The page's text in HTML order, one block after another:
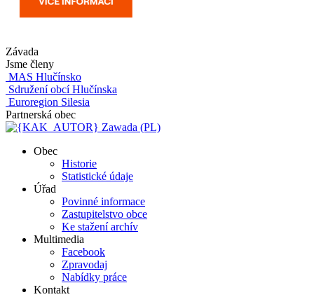
Závada
Jsme členy
MAS Hlučínsko
Sdružení obcí Hlučínska
Euroregion Silesia
Partnerská obec
Zawada (PL)
Obec
Historie
Statistické údaje
Úřad
Povinné informace
Zastupitelstvo obce
Ke stažení archív
Multimedia
Facebook
Zpravodaj
Nabídky práce
Kontakt